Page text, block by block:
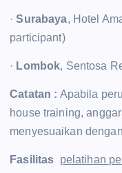
·Surabaya, Hotel
participant)
· Lombok, Sentosa
Catatan : Apabila
house training,
menyesuaikan
Fasilitas pelatihan